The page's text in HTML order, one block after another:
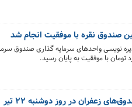
صندوق نقره با موفقیت انجام شد
زعفران در روز دوشنبه ۲۲ تیر